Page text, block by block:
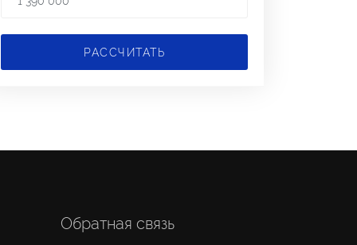
РАССЧИТАТЬ
Обратная связь